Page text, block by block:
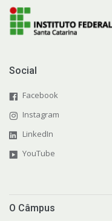
Social
Facebook
Instagram
LinkedIn
YouTube
O Câmpus